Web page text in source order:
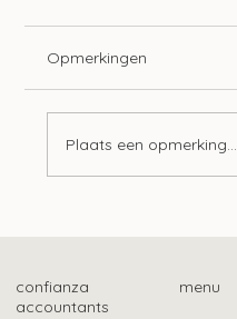
Opmerkingen
Plaats een opmerking...
confianza
accountants
menu